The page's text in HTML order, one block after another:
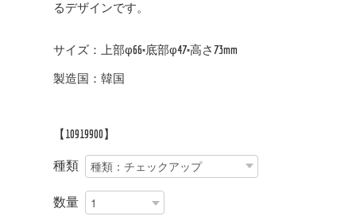
るデザインです。
サイズ：上部φ66×底部φ47×高さ73mm
製造国：韓国
【10919900】
種類
数量